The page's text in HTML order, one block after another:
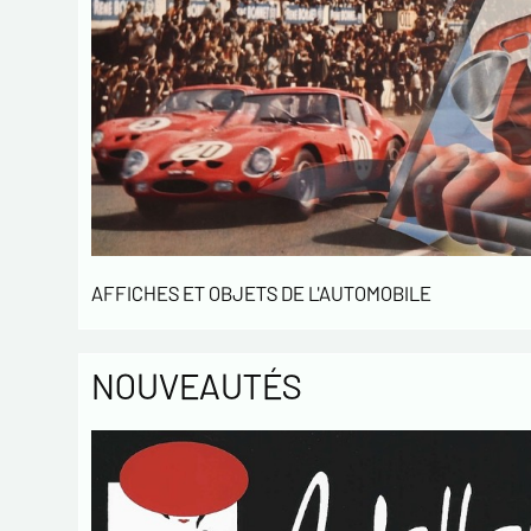
AFFICHES ET OBJETS DE L'AUTOMOBILE
NOUVEAUTÉS